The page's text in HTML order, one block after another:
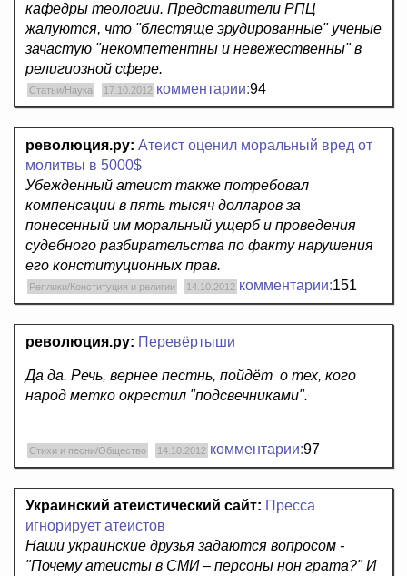
кафедры теологии. Представители РПЦ
жалуются, что "блестяще эрудированные" ученые
зачастую "некомпетентны и невежественны" в
религиозной сфере.
Статьи/Наука 17.10.2012 комментарии:94
революция.ру: Атеист оценил моральный вред от
молитвы в 5000$
Убежденный атеист также потребовал
компенсации в пять тысяч долларов за
понесенный им моральный ущерб и проведения
судебного разбирательства по факту нарушения
его конституционных прав.
Реплики/Конституция и религии 14.10.2012 комментарии:151
революция.ру: Перевёртыши
Да да. Речь, вернее пестнь, пойдёт о тех, кого
народ метко окрестил "подсвечниками".
Стихи и песни/Общество 14.10.2012 комментарии:97
Украинский атеистический сайт: Пресса
игнорирует атеистов
Наши украинские друзья задаются вопросом -
"Почему атеисты в СМИ – персоны нон грата?" И